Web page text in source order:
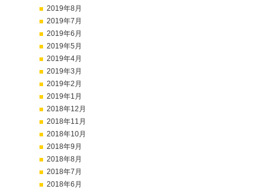
2019年8月
2019年7月
2019年6月
2019年5月
2019年4月
2019年3月
2019年2月
2019年1月
2018年12月
2018年11月
2018年10月
2018年9月
2018年8月
2018年7月
2018年6月